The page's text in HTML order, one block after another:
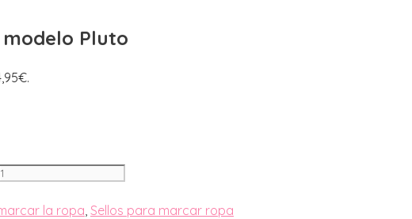
Pluto
la ropa Sellos para marcar ropa